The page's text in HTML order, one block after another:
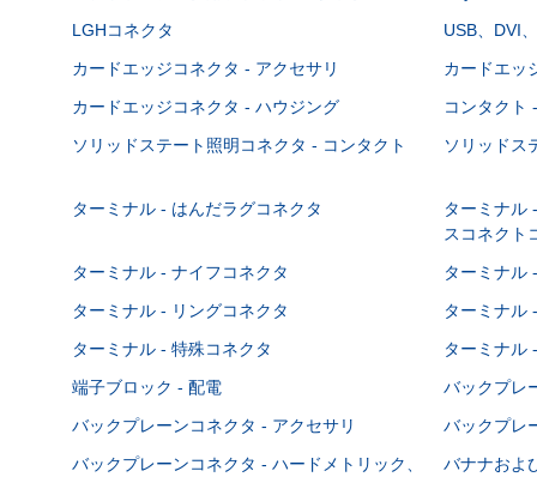
LGHコネクタ
USB、DVI
カードエッジコネクタ - アクセサリ
カードエッ
カードエッジコネクタ - ハウジング
コンタクト
ソリッドステート照明コネクタ - コンタクト
ソリッドス
ターミナル - はんだラグコネクタ
ターミナル
スコネクト
ターミナル - ナイフコネクタ ターミナル
ターミナル - リングコネクタ
ターミナル
ターミナル - 特殊コネクタ
ターミナル
端子ブロック - 配電
バックプレ
バックプレーンコネクタ - アクセサリ
バックプレ
バックプレーンコネクタ - ハードメトリック、
バナナおよ